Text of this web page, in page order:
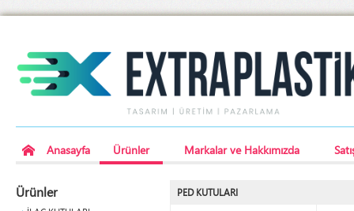
Anasayfa Ürünler Markalar ve Hakkımızda
Ürünler PED KUTULARI